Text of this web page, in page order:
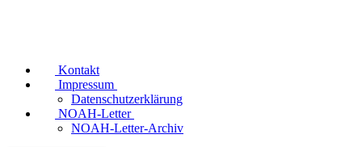
Kontakt
Impressum
Datenschutzerklärung
NOAH-Letter
NOAH-Letter-Archiv